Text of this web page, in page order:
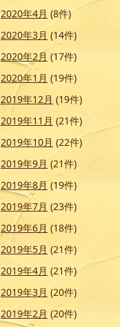
2020年4月 (8件)
2020年3月 (14件)
2020年2月 (17件)
2020年1月 (19件)
2019年12月 (19件)
2019年11月 (21件)
2019年10月 (22件)
2019年9月 (21件)
2019年8月 (19件)
2019年7月 (23件)
2019年6月 (18件)
2019年5月 (21件)
2019年4月 (21件)
2019年3月 (20件)
2019年2月 (20件)